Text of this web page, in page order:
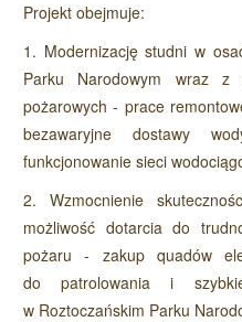
Projekt obejmuje:
1. Modernizację studni w
Parku Narodowym wraz z
pożarowych - prace
bezawaryjne dostawy
funkcjonowanie sieci
2. Wzmocnienie
możliwość dotarcia do
pożaru - zakup quadów
do patrolowania i
w Roztoczańskim Parku